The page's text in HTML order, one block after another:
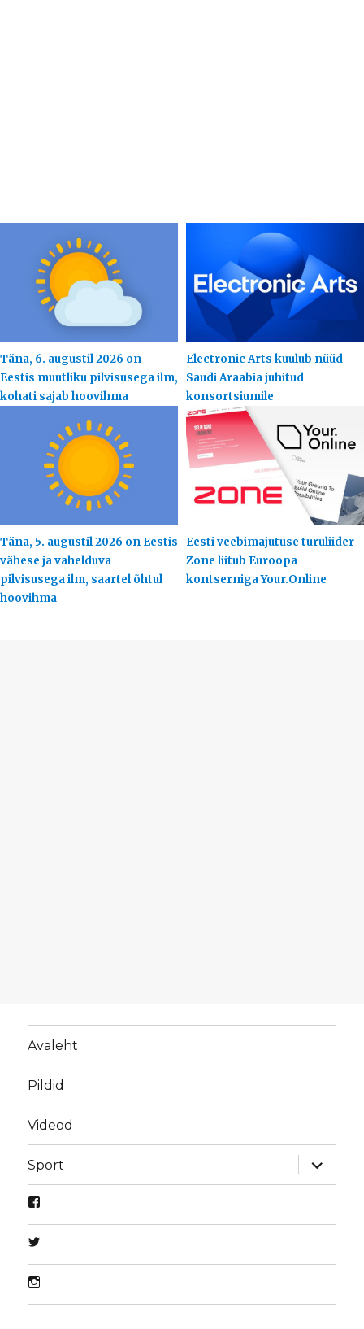
Täna, 6. augustil 2026 on
Eestis muutliku pilvisusega ilm,
kohati sajab hoovihma
Electronic Arts kuulub nüüd
Saudi Araabia juhitud
konsortsiumile
Täna, 5. augustil 2026 on Eestis
vähese ja vahelduva
pilvisusega ilm, saartel õhtul
hoovihma
Eesti veebimajutuse turuliider
Zone liitub Euroopa
kontserniga Your.Online
Avaleht
Pildid
Videod
Sport
laienda